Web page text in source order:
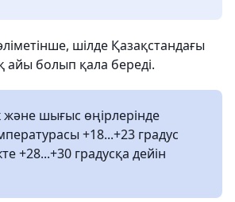
шілде Қазақстандағы
болып қала береді.
және шығыс өңірлерінде
+18...+23 градус
+28...+30 градусқа дейін